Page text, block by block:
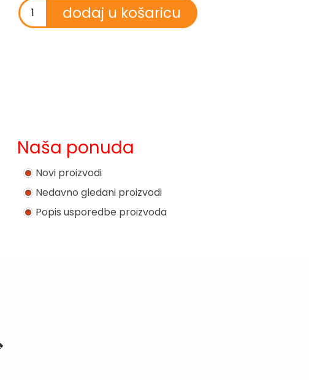
Naša ponuda
Novi proizvodi
Nedavno gledani proizvodi
Popis usporedbe proizvoda